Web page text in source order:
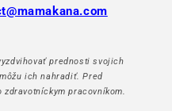
prednosti svojich
ich nahradiť. Pred
pracovníkom.